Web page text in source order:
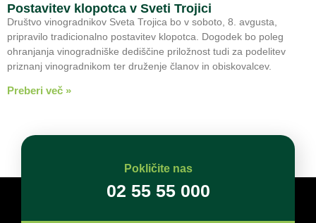
Postavitev klopotca v Sveti Trojici
Društvo vinogradnikov Sveta Trojica bo v soboto, 8. avgusta,
pripravilo tradicionalno postavitev klopotca. Dogodek bo poleg
ohranjanja vinogradniške dediščine priložnost tudi za podelitev
priznanj vinogradnikom ter druženje članov in obiskovalcev.
Preberi več »
Pokličite nas
02 55 55 000